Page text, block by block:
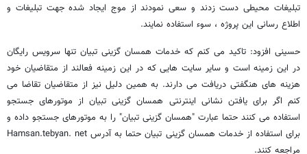
تبلیغات محیطی دست زدند و سعی نمودند از موج ایجاد شده جهت تبلیغات و
اطلاع رسانی این پروژه ، سوء استفاده نمایند.
حسینی افزود: تاکید می کنم که خدمات همسان گزینی تبیان تنها سرویس رایگان
در این زمینه است و سایر سایت هایی که در این زمینه فعالند از متقاضیان خود
هزینه های هنگفتی دریافت می دارند. به همین دلیل نیز از متقاضیان تقاضا می
کنم اگر برای یافتن نشانی اینترنتی همسان گزینی تبیان از موتورهای جستجو
استفاده می کنند حتما عبارت "همسان گزینی تبیان" را به موتورهای جستجو داده و
برای استفاده از خدمات همسان گزینی تبیان حتما به آدرس Hamsan.tebyan. net
مراجعه کنند.